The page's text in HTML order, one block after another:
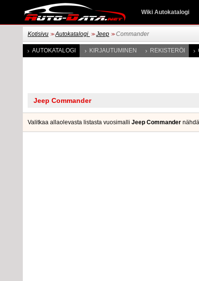
Wiki Autokatalogi
Kotisivu >> Autokatalogi >> Jeep >> Commander
AUTOKATALOGI KIRJAUTUMINEN REKISTERÖI
Valitkaa allaolevasta listasta vuosimalli Jeep Commander